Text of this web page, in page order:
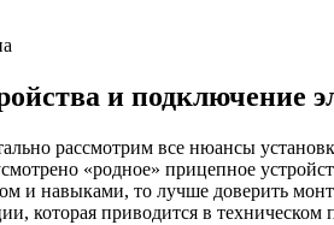
и подключение
рассмотрим все нюансы
«родное» прицепное
и навыками, то лучше доверить
которая приводится в техническом